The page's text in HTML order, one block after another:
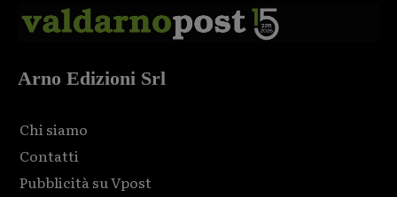
Arno Edizioni Srl
Chi siamo
Contatti
Pubblicità su Vpost